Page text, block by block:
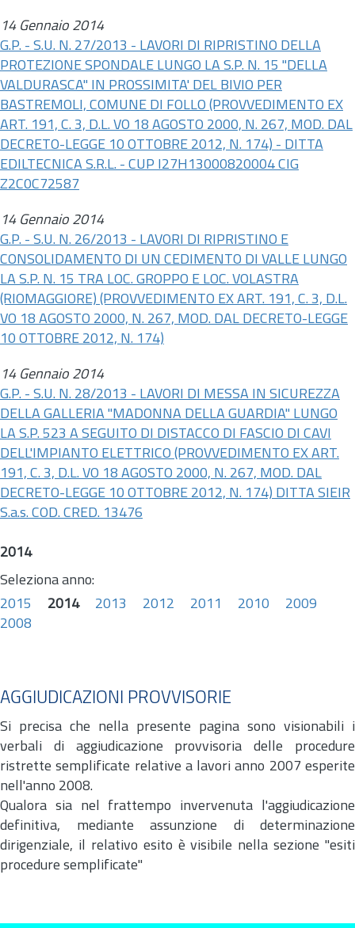
14 Gennaio 2014
G.P. - S.U. N. 27/2013 - LAVORI DI RIPRISTINO DELLA
PROTEZIONE SPONDALE LUNGO LA S.P. N. 15 "DELLA
VALDURASCA" IN PROSSIMITA' DEL BIVIO PER
BASTREMOLI, COMUNE DI FOLLO (PROVVEDIMENTO EX
ART. 191, C. 3, D.L. VO 18 AGOSTO 2000, N. 267, MOD. DAL
DECRETO-LEGGE 10 OTTOBRE 2012, N. 174) - DITTA
EDILTECNICA S.R.L. - CUP I27H13000820004 CIG
Z2C0C72587
14 Gennaio 2014
G.P. - S.U. N. 26/2013 - LAVORI DI RIPRISTINO E
CONSOLIDAMENTO DI UN CEDIMENTO DI VALLE LUNGO
LA S.P. N. 15 TRA LOC. GROPPO E LOC. VOLASTRA
(RIOMAGGIORE) (PROVVEDIMENTO EX ART. 191, C. 3, D.L.
VO 18 AGOSTO 2000, N. 267, MOD. DAL DECRETO-LEGGE
10 OTTOBRE 2012, N. 174)
14 Gennaio 2014
G.P. - S.U. N. 28/2013 - LAVORI DI MESSA IN SICUREZZA
DELLA GALLERIA "MADONNA DELLA GUARDIA" LUNGO
LA S.P. 523 A SEGUITO DI DISTACCO DI FASCIO DI CAVI
DELL'IMPIANTO ELETTRICO (PROVVEDIMENTO EX ART.
191, C. 3, D.L. VO 18 AGOSTO 2000, N. 267, MOD. DAL
DECRETO-LEGGE 10 OTTOBRE 2012, N. 174) DITTA SIEIR
S.a.s. COD. CRED. 13476
2014
Seleziona anno:
2015
2014 2013 2012 2011 2010
2009
2008
AGGIUDICAZIONI PROVVISORIE
Si precisa che nella presente pagina sono visionabili i
verbali di aggiudicazione provvisoria delle procedure
ristrette semplificate relative a lavori anno 2007 esperite
nell'anno 2008.
Qualora sia nel frattempo invervenuta l'aggiudicazione
definitiva, mediante assunzione di determinazione
dirigenziale, il relativo esito è visibile nella sezione "esiti
procedure semplificate"